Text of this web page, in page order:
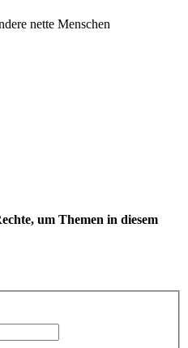
nette Menschen
um Themen in diesem